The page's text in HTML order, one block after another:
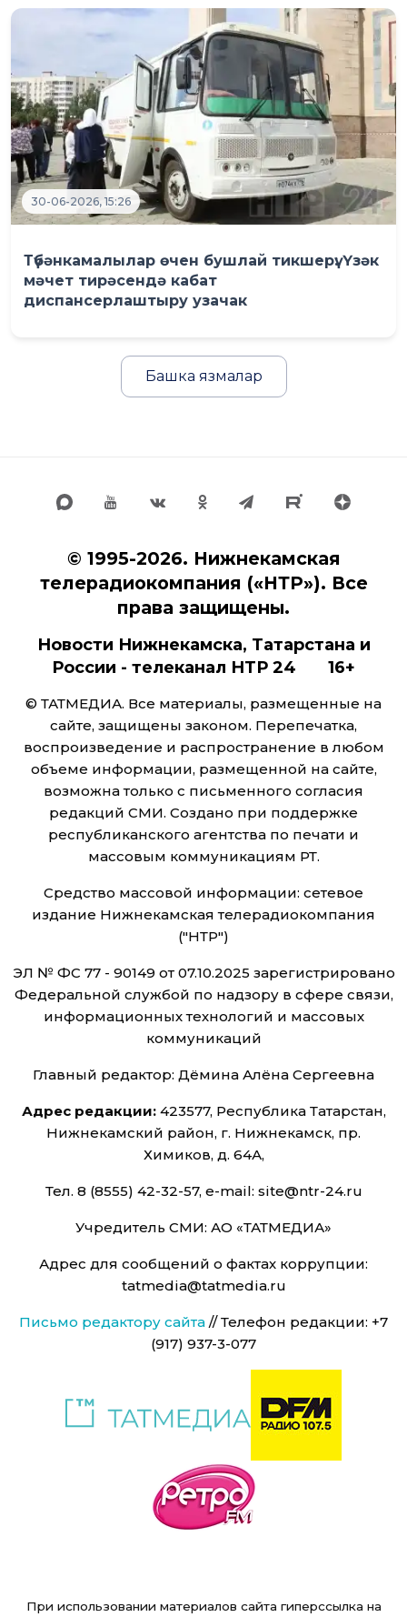
30-06-2026, 15:26
Түбәнкамалылар өчен бушлай тикшерү: Үзәк
мәчет тирәсендә кабат
диспансерлаштыру узачак
Башка язмалар
© 1995-2026. Нижнекамская
телерадиокомпания («НТР»). Все
права защищены.
Новости Нижнекамска, Татарстана и
России - телеканал НТР 24 16+
© ТАТМЕДИА. Все материалы, размещенные на
сайте, защищены законом. Перепечатка,
воспроизведение и распространение в любом
объеме информации, размещенной на сайте,
возможна только с письменного согласия
редакций СМИ. Создано при поддержке
республиканского агентства по печати и
массовым коммуникациям РТ.
Средство массовой информации: сетевое
издание Нижнекамская телерадиокомпания
("НТР")
ЭЛ № ФС 77 - 90149 от 07.10.2025 зарегистрировано
Федеральной службой по надзору в сфере связи,
информационных технологий и массовых
коммуникаций
Главный редактор: Дёмина Алёна Сергеевна
Адрес редакции:423577, Республика Татарстан,
Нижнекамский район, г. Нижнекамск, пр.
Химиков, д. 64А,
Тел. 8 (8555) 42-32-57, e-mail: site@ntr-24.ru
Учредитель СМИ: АО «ТАТМЕДИА»
Адрес для сообщений о фактах коррупции:
tatmedia@tatmedia.ru
Письмо редактору сайта // Телефон редакции: +7
(917) 937-3-077
При использовании материалов сайта гиперссылка на